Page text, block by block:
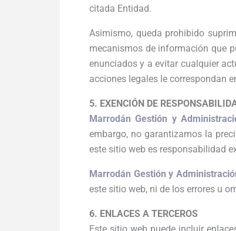
citada Entidad.
Asimismo, queda prohibido
mecanismos de información que
enunciados y a evitar cualquier
acciones legales le correspondan
5. EXENCIÓN DE
Marrodán Gestión y
embargo, no garantizamos la
este sitio web es responsabilidad
Marrodán Gestión y
este sitio web, ni de los errores u
6. ENLACES A TERCEROS